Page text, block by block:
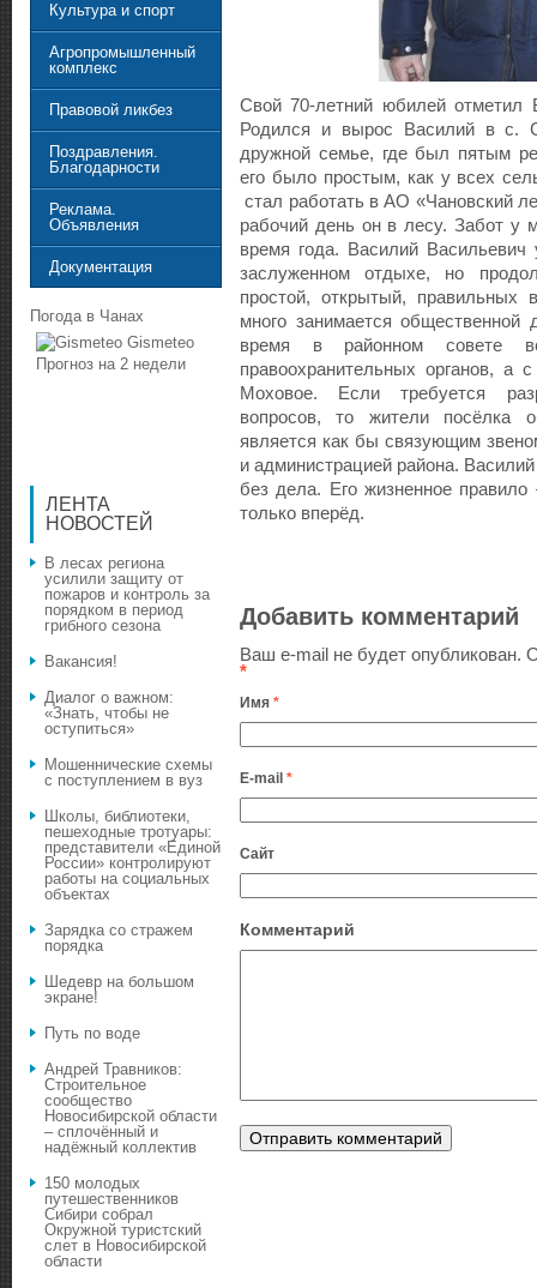
Свой 70-летний юбилей
Родился и вырос Василий в с.
дружной семье, где был пятым
его было простым, как у всех
стал работать в АО «Чановский
рабочий день он в лесу. Забот у
время года. Василий
заслуженном отдыхе, но
простой, открытый, правильных
много занимается общественной
время в районном совете
правоохранительных органов, а
Моховое. Если требуется
вопросов, то жители посёлка
является как бы связующим
и администрацией района.
без дела. Его жизненное
только вперёд.
Добавить комментарий
Ваш e-mail не будет опубликован.
*
Имя *
E-mail *
Сайт
Комментарий
Культура и спорт
Агропромышленный
комплекс
Правовой ликбез
Поздравления.
Благодарности
Реклама.
Объявления
Документация
Погода в Чанах
Gismeteo
Прогноз на 2 недели
ЛЕНТА
НОВОСТЕЙ
В лесах региона
усилили защиту от
пожаров и контроль за
порядком в период
грибного сезона
Вакансия!
Диалог о важном:
«Знать, чтобы не
оступиться»
Мошеннические схемы
с поступлением в вуз
Школы, библиотеки,
пешеходные тротуары:
представители «Единой
России» контролируют
работы на социальных
объектах
Зарядка со стражем
порядка
Шедевр на большом
экране!
Путь по воде
Андрей Травников:
Строительное
сообщество
Новосибирской области
– сплочённый и
надёжный коллектив
150 молодых
путешественников
Сибири собрал
Окружной туристский
слет в Новосибирской
области